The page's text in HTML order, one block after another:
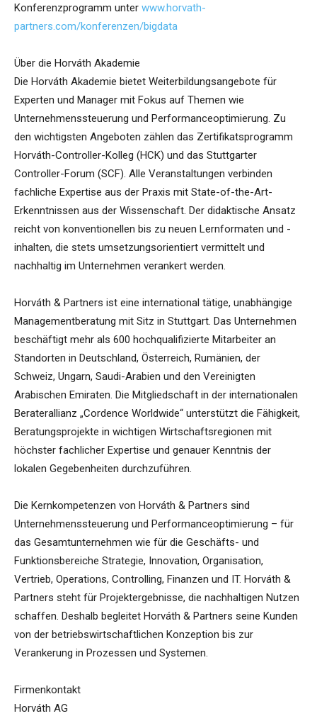
Konferenzprogramm unter www.horvath-
partners.com/konferenzen/bigdata
Über die Horváth Akademie
Die Horváth Akademie bietet Weiterbildungsangebote für
Experten und Manager mit Fokus auf Themen wie
Unternehmenssteuerung und Performanceoptimierung. Zu
den wichtigsten Angeboten zählen das Zertifikatsprogramm
Horváth-Controller-Kolleg (HCK) und das Stuttgarter
Controller-Forum (SCF). Alle Veranstaltungen verbinden
fachliche Expertise aus der Praxis mit State-of-the-Art-
Erkenntnissen aus der Wissenschaft. Der didaktische Ansatz
reicht von konventionellen bis zu neuen Lernformaten und -
inhalten, die stets umsetzungsorientiert vermittelt und
nachhaltig im Unternehmen verankert werden.
Horváth & Partners ist eine international tätige, unabhängige
Managementberatung mit Sitz in Stuttgart. Das Unternehmen
beschäftigt mehr als 600 hochqualifizierte Mitarbeiter an
Standorten in Deutschland, Österreich, Rumänien, der
Schweiz, Ungarn, Saudi-Arabien und den Vereinigten
Arabischen Emiraten. Die Mitgliedschaft in der internationalen
Beraterallianz „Cordence Worldwide“ unterstützt die Fähigkeit,
Beratungsprojekte in wichtigen Wirtschaftsregionen mit
höchster fachlicher Expertise und genauer Kenntnis der
lokalen Gegebenheiten durchzuführen.
Die Kernkompetenzen von Horváth & Partners sind
Unternehmenssteuerung und Performanceoptimierung – für
das Gesamtunternehmen wie für die Geschäfts- und
Funktionsbereiche Strategie, Innovation, Organisation,
Vertrieb, Operations, Controlling, Finanzen und IT. Horváth &
Partners steht für Projektergebnisse, die nachhaltigen Nutzen
schaffen. Deshalb begleitet Horváth & Partners seine Kunden
von der betriebswirtschaftlichen Konzeption bis zur
Verankerung in Prozessen und Systemen.
Firmenkontakt
Horváth AG